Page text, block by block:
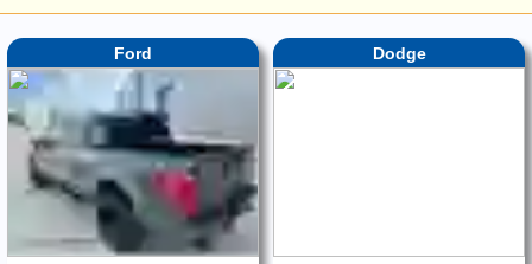
Ford Dodge